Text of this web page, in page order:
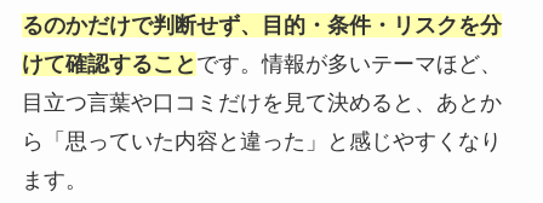
るのかだけで判断せず、目的・条件・リスクを分
けて確認すること です。情報が多いテーマほど、
目立つ言葉や口コミだけを見て決めると、あとか
ら「思っていた内容と違った」と感じやすくなり
ます。